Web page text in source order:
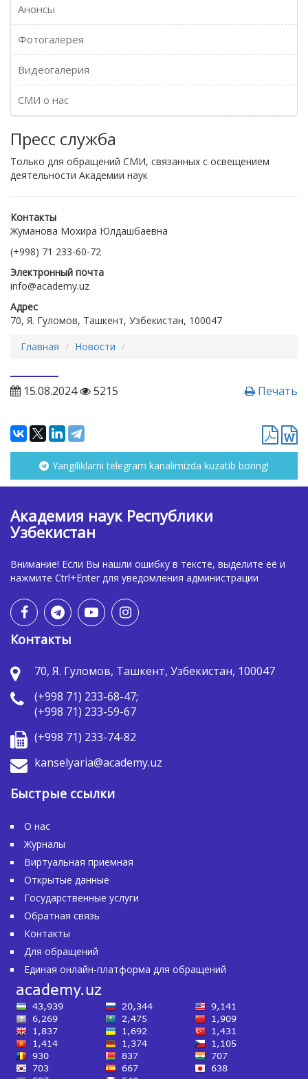
Анонсы
Фотогалерея
Видеогалерия
СМИ о нас
Пресс служба
Только для обращений СМИ, связанных с освещением
деятельности Академии наук
Контакты
Жуманова Мохира Юлдашбаевна
(+998) 71 233-60-72
Электронный почта
info@academy.uz
Адрес
70, Я. Гуломов, Ташкент, Узбекистан, 100047
Главная
Новости
15.08.2024 5215 Печать
Yangiliklarni telegram kanalimizda kuzatib boring!
Академия наук Республики
Узбекистан
Внимание! Если Вы нашли ошибку в тексте, выделите её и
нажмите Ctrl+Enter для уведомления администрации
Контакты
70, Я. Гуломов, Ташкент, Узбекистан, 100047
(+998 71) 233-68-47;
(+998 71) 233-59-67
(+998 71) 233-74-82
kanselyaria@academy.uz
Быстрые ссылки
О нас
Журналы
Виртуальная приемная
Открытые данные
Государственные услуги
Обратная связь
Контакты
Для обращений
Единая онлайн-платформа для обращений